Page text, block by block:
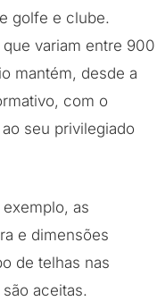
golfe e clube.
variam entre 900
mantém, desde a
com o
seu privilegiado
as
e dimensões
de telhas nas
aceitas.